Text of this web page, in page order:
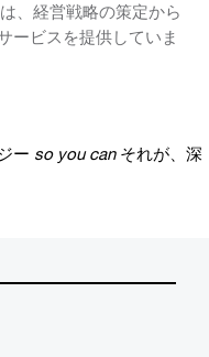
、経営戦略の策定から
ービスを提供していま
ー so you can それが、深